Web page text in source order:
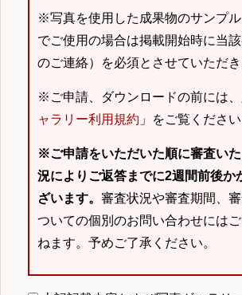
※写真を使用した成果物のサンプ
でご使用の場合は掲載開始時に当
のご連絡）を必須とさせていただき
※ご申請、ダウンロードの前には、
ャラリー利用規約 」をご覧ください
※ご申請をいただいた順に審査い
況によりご返答までに2週間前後か
ざいます。 審査状況や審査期間、
ついての個別のお問い合わせには
ねます。予めご了承ください。